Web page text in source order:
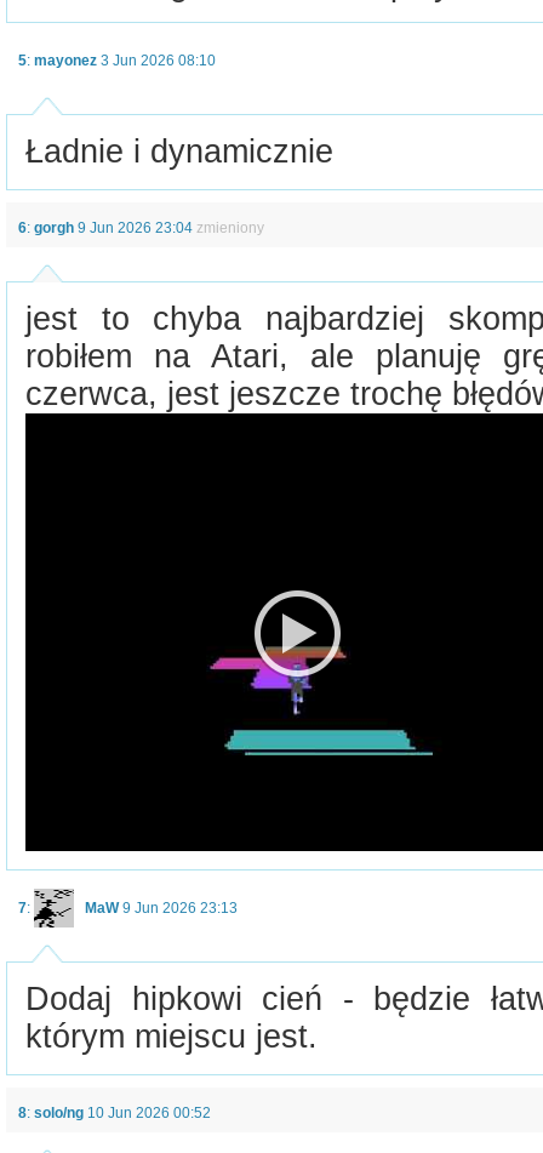
5: mayonez 3 Jun 2026 08:10
Ładnie i dynamicznie
6: gorgh 9 Jun 2026 23:04 zmieniony
jest to chyba najbardziej
robiłem na Atari, ale planuję
czerwca, jest jeszcze trochę
7: MaW 9 Jun 2026 23:13
Dodaj hipkowi cień - będzie
którym miejscu jest.
8: solo/ng 10 Jun 2026 00:52